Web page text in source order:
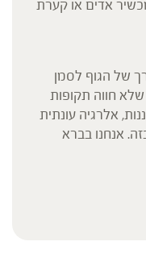
אדים או קערת
של הגוף לסמן
חווה תקופות
אלרגיה עונתית
אנחנו בברא